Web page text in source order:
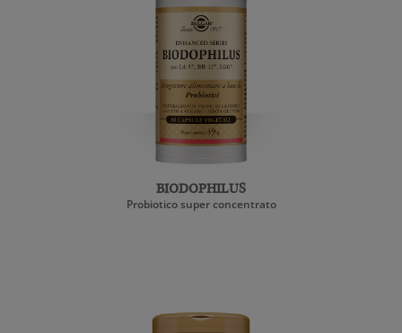
BIODOPHILUS
Probiotico super concentrato